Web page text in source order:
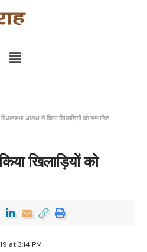
विधानसभा अध्यक्ष ने किया खिलाड़ियों को सम्मानित
खिलाड़ियों को
at 3:14 PM